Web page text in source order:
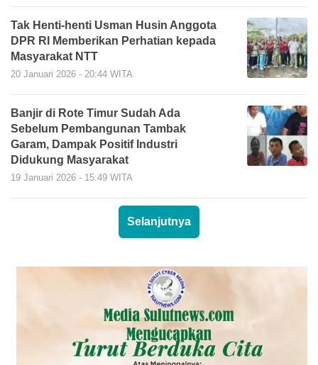
Tak Henti-henti Usman Husin Anggota
DPR RI Memberikan Perhatian kepada
Masyarakat NTT
20 Januari 2026 - 20:44 WITA
Banjir di Rote Timur Sudah Ada
Sebelum Pembangunan Tambak
Garam, Dampak Positif Industri
Didukung Masyarakat
19 Januari 2026 - 15:49 WITA
Selanjutnya